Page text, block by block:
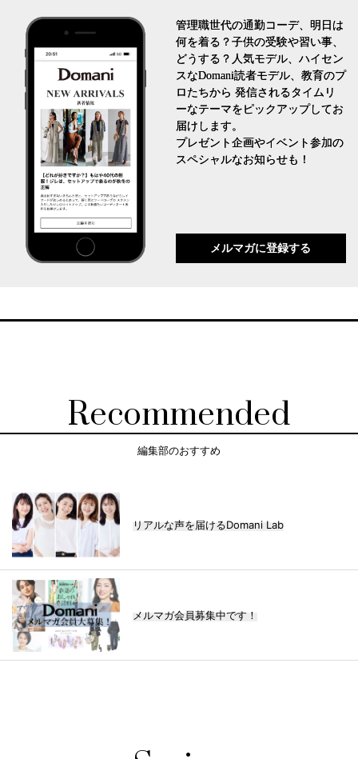
管理職世代の通勤コーデ、明日は
何を着る？子供の受験や習い事、
どうする？人気モデル、ハイセン
スなDomani読者モデル、教育のプ
ロたちから 発信されるタイムリ
ーなテーマをピックアップしてお
届けします。
プレゼント企画やイベント参加の
スペシャルなお知らせも！
メルマガに登録する
Recommended
編集部のおすすめ
リアルな声を届けるDomani Lab
メルマガ会員募集中です！